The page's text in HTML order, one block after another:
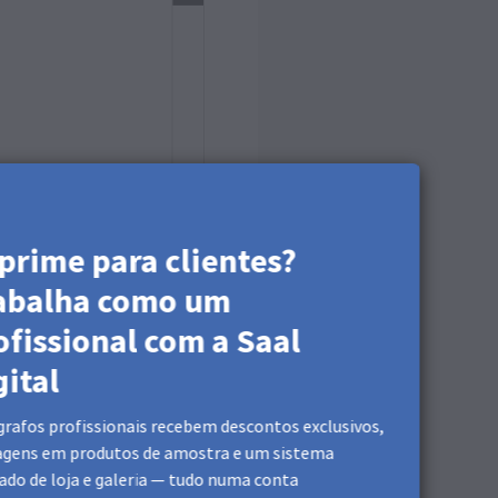
será substituída
para clientes?
como um
com a Saal
profissionais recebem descontos exclusivos,
em produtos de amostra e um sistema
de loja e galeria — tudo numa conta